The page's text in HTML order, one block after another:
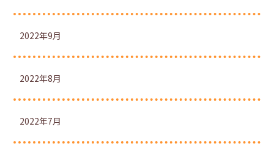
2022年9月
2022年8月
2022年7月